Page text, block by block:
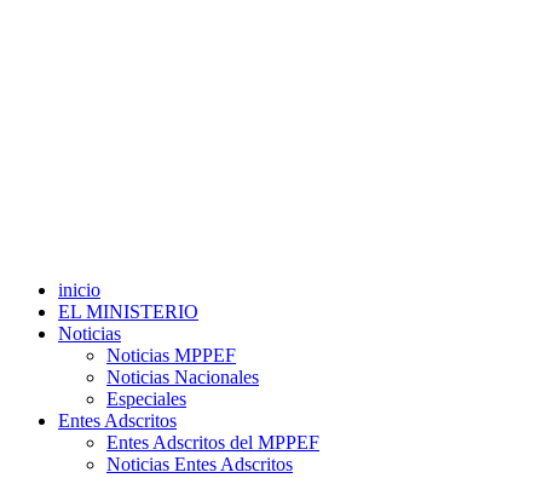
inicio
EL MINISTERIO
Noticias
Noticias MPPEF
Noticias Nacionales
Especiales
Entes Adscritos
Entes Adscritos del MPPEF
Noticias Entes Adscritos